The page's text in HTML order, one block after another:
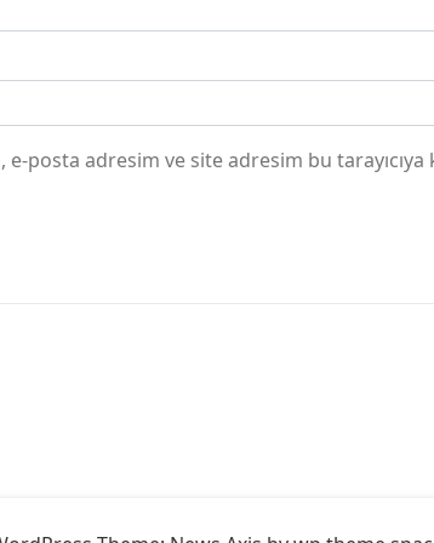
posta adresim ve site adresim bu tarayıcıya